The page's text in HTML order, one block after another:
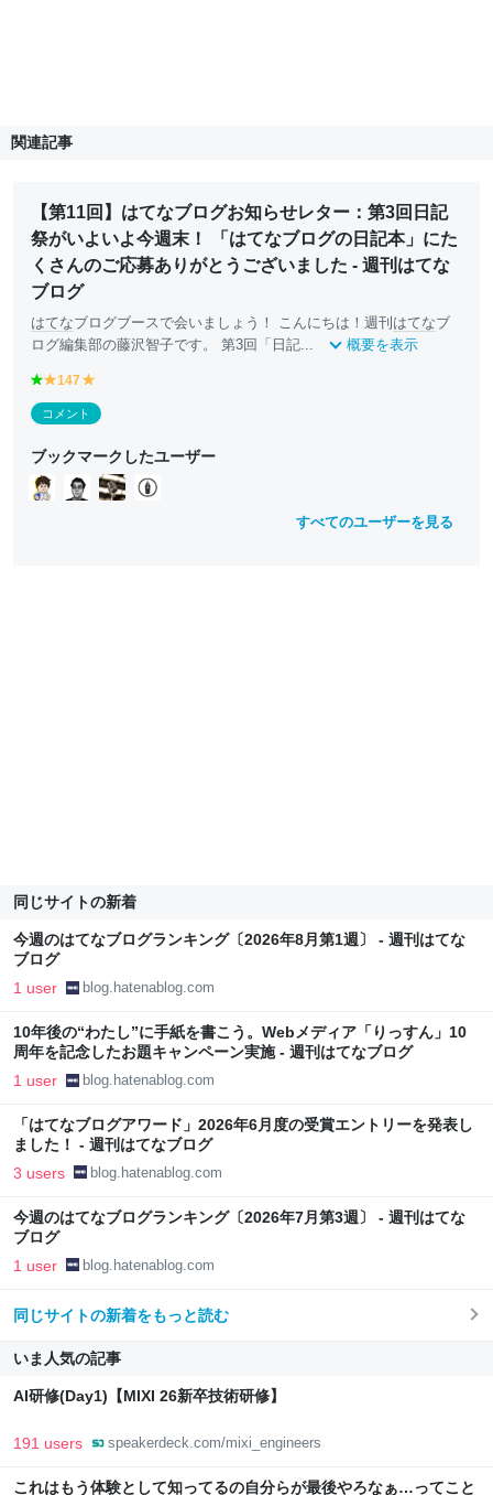
関連記事
【第11回】はてなブログお知らせレター：第3回日記
祭がいよいよ今週末！ 「はてなブログの日記本」にた
くさんのご応募ありがとうございました - 週刊はてな
ブログ
はてなブログブースで会いましょう！ こんにちは！週刊 はてなブ
ログ編集部の藤沢智子です。 第3回「日記...
概要を表示
g
r
e
n
y
e
ll
o
w
147
e
ll
w
コメント
ブックマークしたユーザー
すべてのユーザーを見る
同じサイトの新着
今週のはてなブログランキング〔2026年8月第1週〕 - 週刊はてな
ブログ
1 user blog.hatenablog.com
10年後の“わたし”に手紙を書こう。Webメディア「りっすん」10
周年を記念したお題キャンペーン実施 - 週刊はてなブログ
1 user blog.hatenablog.com
「はてなブログアワード」2026年6月度の受賞エントリーを発表し
ました！ - 週刊はてなブログ
3 users blog.hatenablog.com
今週のはてなブログランキング〔2026年7月第3週〕 - 週刊はてな
ブログ
1 user blog.hatenablog.com
同じサイトの新着をもっと読む
いま人気の記事
AI研修(Day1)【MIXI 26新卒技術研修】
191 users speakerdeck.com/mixi_engineers
これはもう体験として知ってるの自分らが最後やろなぁ…ってこと